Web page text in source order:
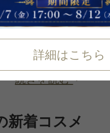
詳細はこちら
美しくなれる」と
に、美容業界に影
ー（Esttee
続きを読む
新着コスメ